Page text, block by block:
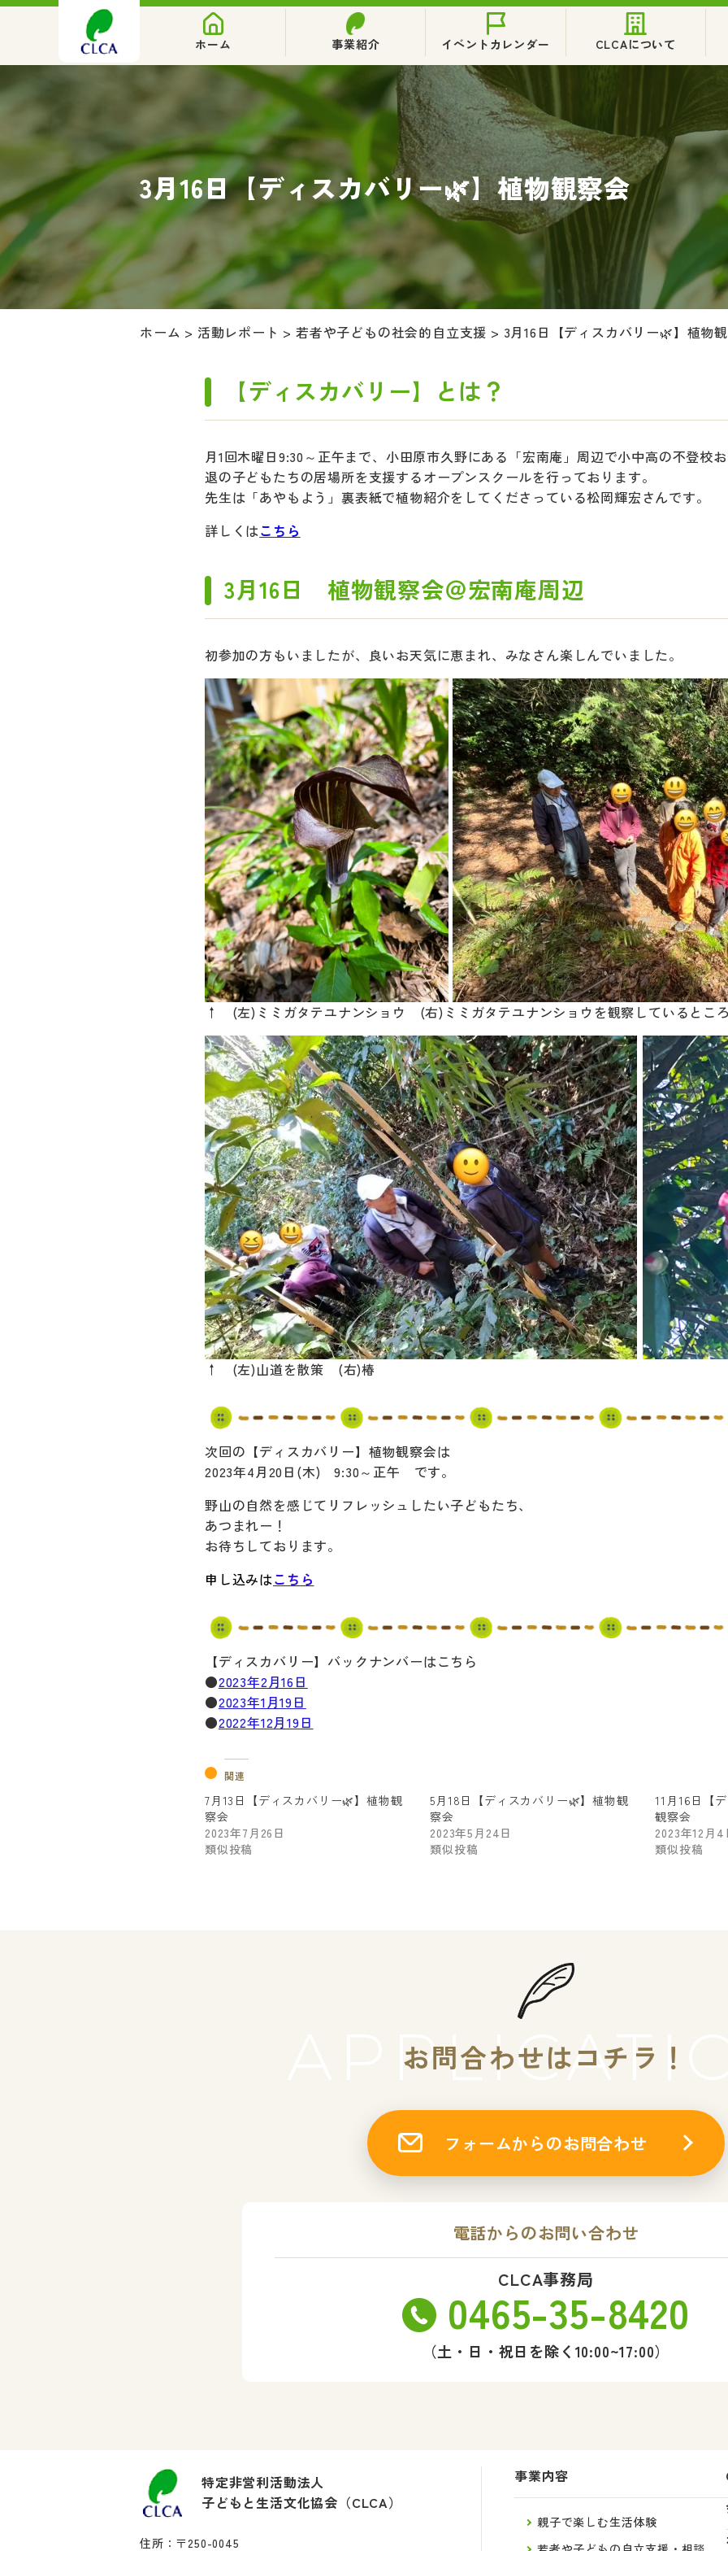
ホーム 事業紹介 イベントカレンダー CLCAについて
3月16日【ディスカバリー🌿】植物観察会
ホーム > 活動レポート >若者や子どもの社会的自立支援 > 3月16日【ディスカバリー🌿】植物
【ディスカバリー】とは？
月1回木曜日9:30～正午まで、小田原市久野にある「宏南庵」周辺で小中高の不登校
退の子どもたちの居場所を支援するオープンスクールを行っております。
先生は「あやもよう」裏表紙で植物紹介をしてくださっている松岡輝宏さんです。
詳しくはこちら
3月16日 植物観察会＠宏南庵周辺
初参加の方もいましたが、良いお天気に恵まれ、みなさん楽しんでいました。
↑ (左)ミミガタテユナンショウ (右)ミミガタテユナンショウを観察しているとこ
↑ (左)山道を散策 (右)椿
次回の【ディスカバリー】植物観察会は
2023年4月20日(木) 9:30～正午 です。
野山の自然を感じてリフレッシュしたい子どもたち、
あつまれー！
お待ちしております。
申し込みはこちら
【ディスカバリー】バックナンバーはこちら
●2023年2月16日
●2023年1月19日
●2022年12月19日
関連
7月13日【ディスカバリー🌿】植物観
察会
2023年7月26日
類似投稿
5月18日【ディスカバリー🌿】植物観
察会
2023年5月24日
類似投稿
11月16日【
観察会
2023年12月4
類似投稿
お問合わせはコチラ！
フォームからのお問合わせ
電話からのお問い合わせ
CLCA事務局
0465-35-8420
（土・日・祝日を除く10:00~17:00）
特定非営利活動法人
子どもと生活文化協会（CLCA）
住所：〒250-0045
事業内容
親子で楽しむ生活体験